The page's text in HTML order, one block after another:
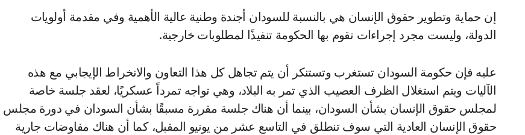
إن حماية وتطوير حقوق الإنسان هي بالنسبة للسودان أجندة وطنية عالية الأهمية وفي مقدمة أولويات
الدولة، وليست مجرد إجراءات تقوم بها الحكومة تنفيذًا لمطلوبات خارجية.
عليه فإن حكومة السودان تستغرب وتستنكر أن يتم تجاهل كل هذا التعاون والانخراط الإيجابي مع هذه
الآليات ويتم استغلال الظرف العصيب الذي تمر به البلاد، وهي تواجه تمرداً عسكريًا، لعقد جلسة خاصة
لمجلس حقوق الإنسان بشأن السودان، بينما أن هناك جلسة مقررة مسبقًا بشأن السودان في دورة مجلس
حقوق الإنسان العادية التي سوف تنطلق في التاسع عشر من يونيو المقبل، كما أن هناك مفاوضات جارية